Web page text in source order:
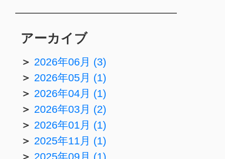
アーカイブ
2026年06月 (3)
2026年05月 (1)
2026年04月 (1)
2026年03月 (2)
2026年01月 (1)
2025年11月 (1)